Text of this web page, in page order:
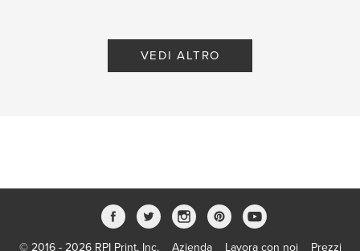
VEDI ALTRO
© 2016 - 2026 RPI Print, Inc. Azienda Lavora con noi Prezzi